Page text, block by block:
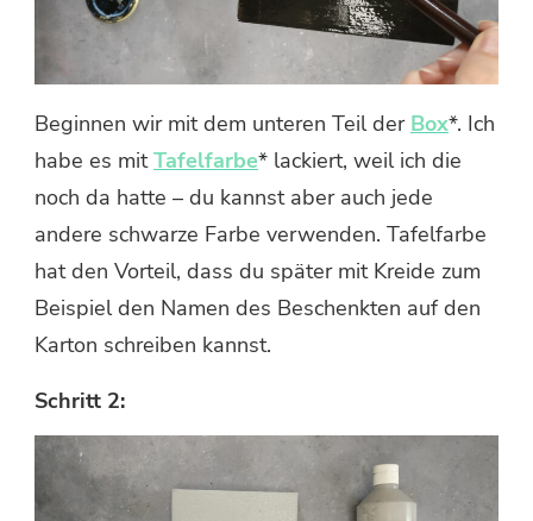
Beginnen wir mit dem unteren Teil der Box*. Ich
habe es mitTafelfarbe* lackiert, weil ich die
noch da hatte – du kannst aber auch jede
andere schwarze Farbe verwenden. Tafelfarbe
hat den Vorteil, dass du später mit Kreide zum
Beispiel den Namen des Beschenkten auf den
Karton schreiben kannst.
Schritt 2: